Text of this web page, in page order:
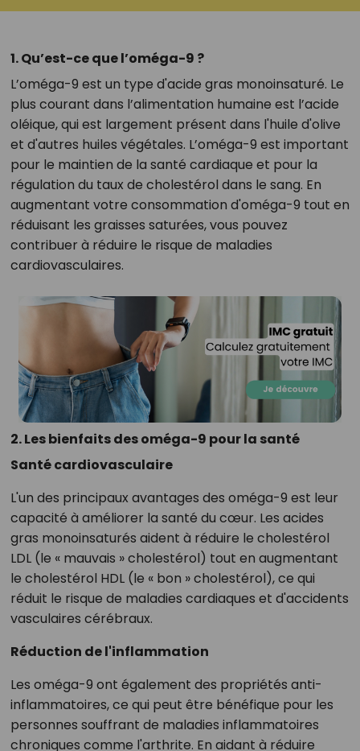
1. Qu’est-ce que l’oméga-9 ?
L’oméga-9 est un type d'acide gras monoinsaturé. Le
plus courant dans l’alimentation humaine est l’acide
oléique, qui est largement présent dans l'huile d'olive
et d'autres huiles végétales. L’oméga-9 est important
pour le maintien de la santé cardiaque et pour la
régulation du taux de cholestérol dans le sang. En
augmentant votre consommation d'oméga-9 tout en
réduisant les graisses saturées, vous pouvez
contribuer à réduire le risque de maladies
cardiovasculaires.
2. Les bienfaits des oméga-9 pour la santé
Santé cardiovasculaire
L'un des principaux avantages des oméga-9 est leur
capacité à améliorer la santé du cœur. Les acides
gras monoinsaturés aident à réduire le cholestérol
LDL (le « mauvais » cholestérol) tout en augmentant
le cholestérol HDL (le « bon » cholestérol), ce qui
réduit le risque de maladies cardiaques et d'accidents
vasculaires cérébraux.
Réduction de l'inflammation
Les oméga-9 ont également des propriétés anti-
inflammatoires, ce qui peut être bénéfique pour les
personnes souffrant de maladies inflammatoires
chroniques comme l'arthrite. En aidant à réduire